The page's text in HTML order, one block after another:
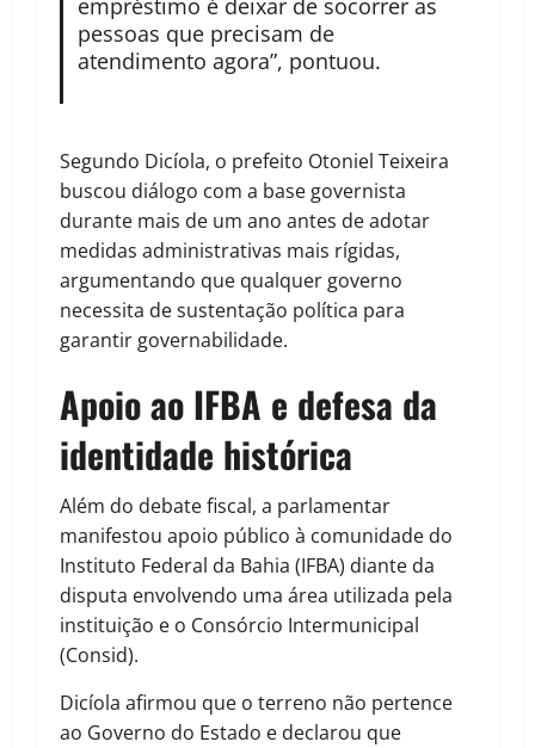
empréstimo é deixar de socorrer as
pessoas que precisam de
atendimento agora”, pontuou.
Segundo Dicíola, o prefeito Otoniel Teixeira
buscou diálogo com a base governista
durante mais de um ano antes de adotar
medidas administrativas mais rígidas,
argumentando que qualquer governo
necessita de sustentação política para
garantir governabilidade.
Apoio ao IFBA e defesa da
identidade histórica
Além do debate fiscal, a parlamentar
manifestou apoio público à comunidade do
Instituto Federal da Bahia (IFBA) diante da
disputa envolvendo uma área utilizada pela
instituição e o Consórcio Intermunicipal
(Consid).
Dicíola afirmou que o terreno não pertence
ao Governo do Estado e declarou que